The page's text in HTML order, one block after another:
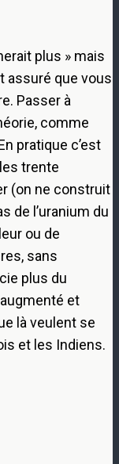
plus » mais
assuré que vous
Passer à
comme
pratique c’est
trente
(on ne construit
de l’uranium du
ou de
sans
plus du
et
là veulent se
et les Indiens.